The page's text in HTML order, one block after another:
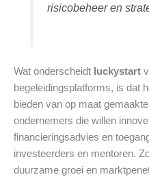
risicobeheer en
Wat onderscheidt luckystart
begeleidingsplatforms, is dat
bieden van op maat
ondernemers die willen
financieringsadvies en
investeerders en mentoren.
duurzame groei en